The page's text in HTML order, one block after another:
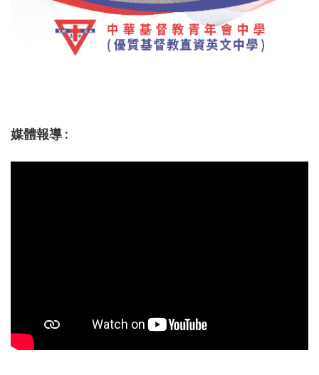
媒體報導 :